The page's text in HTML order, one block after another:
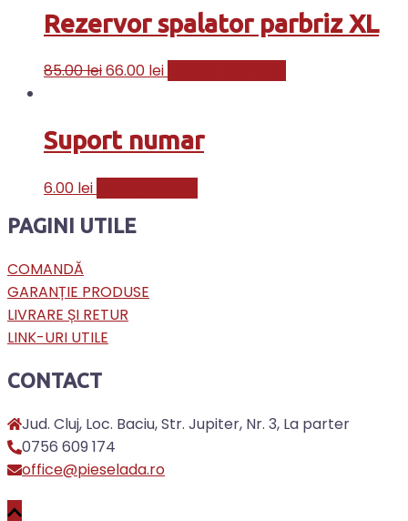
Rezervor spalator parbriz XL
85.00lei66.00 lei
Suport numar
6.00 lei
PAGINI UTILE
COMANDĂ
GARANȚIE PRODUSE
LIVRARE ȘI RETUR
LINK-URI UTILE
CONTACT
Jud. Cluj, Loc. Baciu, Str. Jupiter, Nr. 3, La parter
0756 609 174
office@pieselada.ro